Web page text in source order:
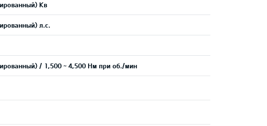
Кв
л.с.
/ 1,500 ~ 4,500 Нм при об./мин